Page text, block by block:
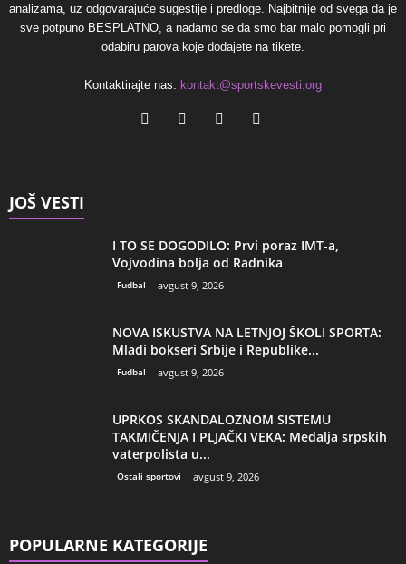
analizama, uz odgovarajuće sugestije i predloge. Najbitnije od svega da je
sve potpuno BESPLATNO, a nadamo se da smo bar malo pomogli pri
odabiru parova koje dodajete na tikete.
Kontaktirajte nas: kontakt@sportskevesti.org
JOŠ VESTI
I TO SE DOGODILO: Prvi poraz IMT-a,
Vojvodina bolja od Radnika
Fudbal avgust 9, 2026
NOVA ISKUSTVA NA LETNJOJ ŠKOLI SPORTA:
Mladi bokseri Srbije i Republike...
Fudbal avgust 9, 2026
UPRKOS SKANDALOZNOM SISTEMU
TAKMIČENJA I PLJAČKI VEKA: Medalja srpskih
vaterpolista u...
Ostali sportovi avgust 9, 2026
POPULARNE KATEGORIJE